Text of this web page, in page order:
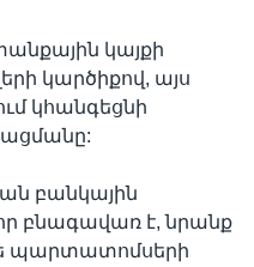
կայքի
կարծիքով, այս
կհանգեցնի
բանկային
բնագավառ է, նրանք
պարտատոմսերի